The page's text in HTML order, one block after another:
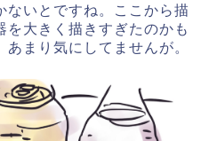
ないとですね。ここから描
を大きく描きすぎたのかも
まり気にしてませんが。